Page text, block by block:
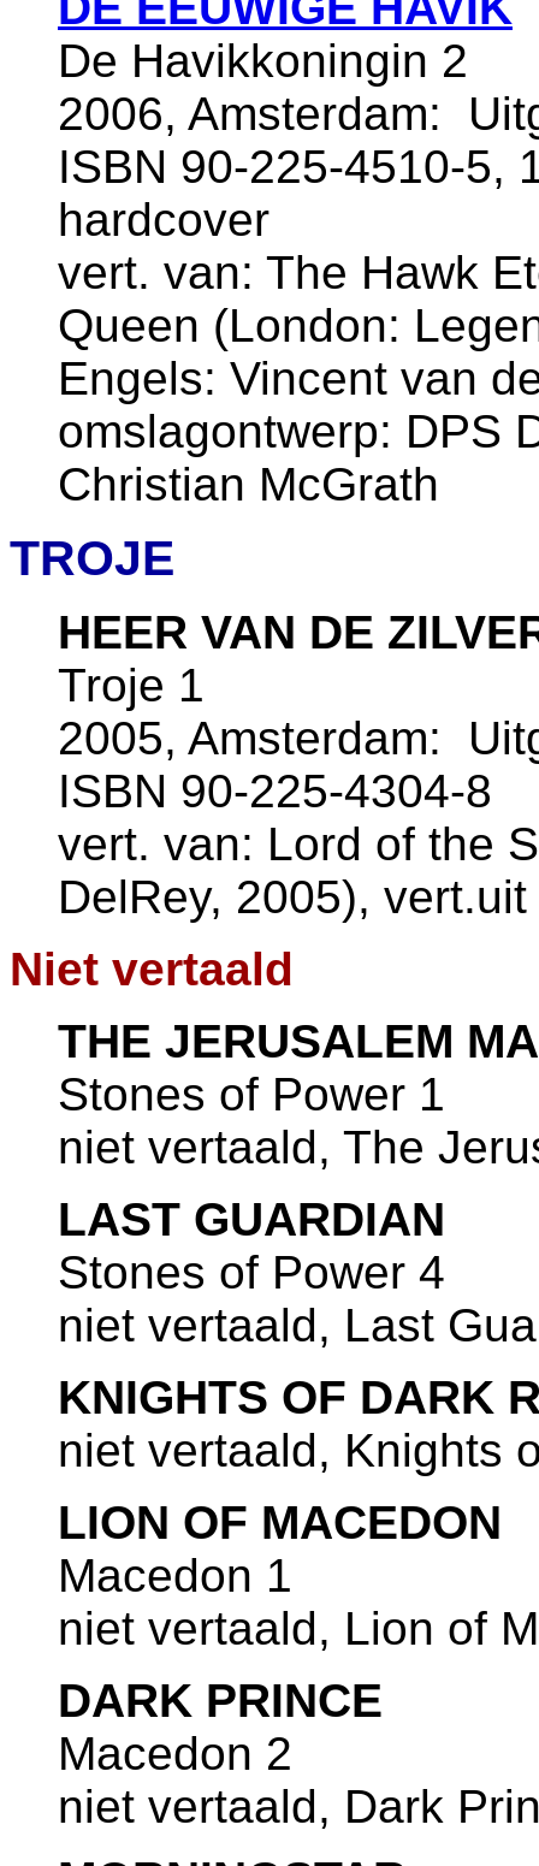
De Havikkoningin 2
2006, Amsterdam:
ISBN 90-225-4510-5,
hardcover
vert. van: The Hawk
Queen (London:
Engels: Vincent van
omslagontwerp: DPS
Christian McGrath
TROJE
HEER VAN DE
Troje 1
2005, Amsterdam:
ISBN 90-225-4304-8
vert. van: Lord of the
DelRey, 2005),
Niet vertaald
THE JERUSALEM
Stones of Power 1
niet vertaald, The
LAST GUARDIAN
Stones of Power 4
niet vertaald, Last
KNIGHTS OF DARK
niet vertaald, Knights
LION OF MACEDON
Macedon 1
niet vertaald, Lion of
DARK PRINCE
Macedon 2
niet vertaald, Dark